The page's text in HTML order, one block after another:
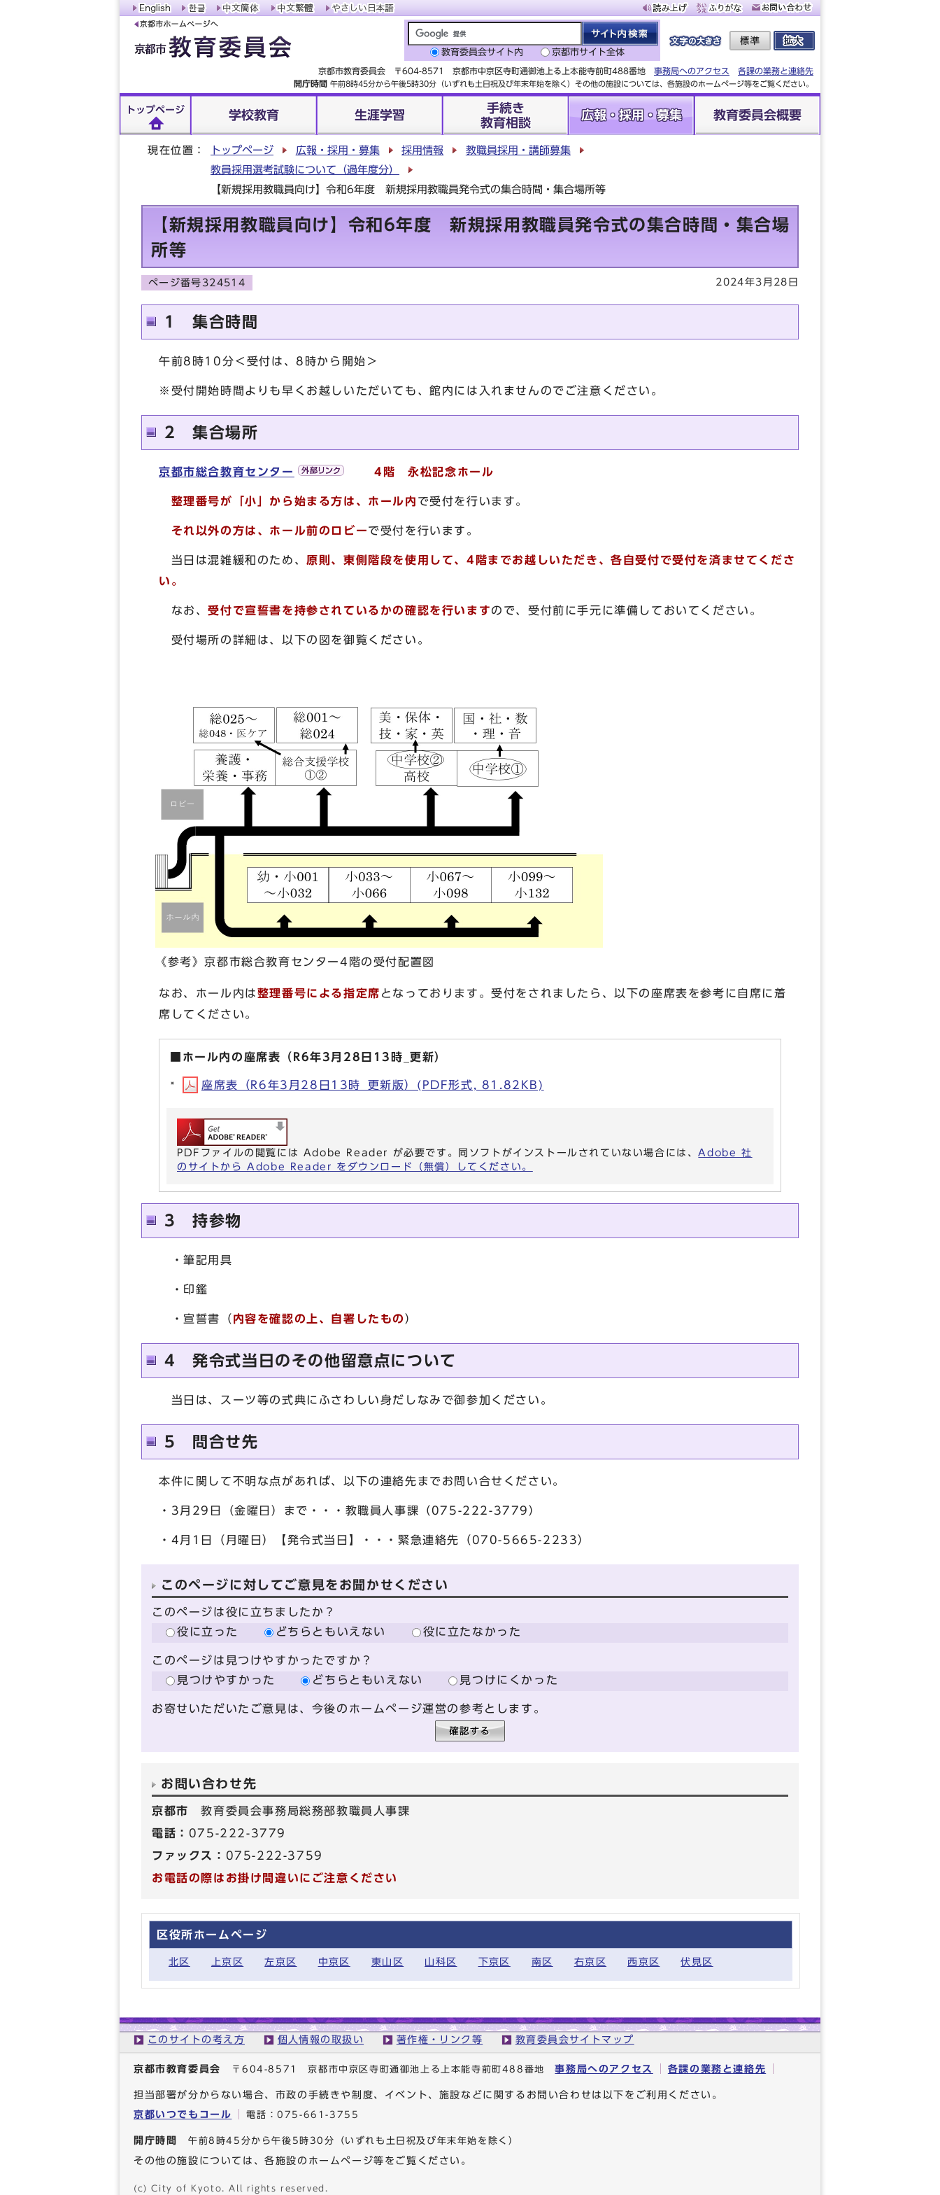
教育委員会サイト内 京都市サイト全体
京都市教育委員会 〒604-8571 京都市中京区寺町通御池上る上本能寺前町488番地 事務局へのアクセス
各課の業務と連絡先
開庁時間 午前8時45分から午後5時30分（いずれも土日祝及び年末年始を除く）その他の施設については、各施設のホームページ等をご覧ください。
トップページ 学校教育 生涯学習
手続き
教育相談
広報・採用・募集 教育委員会概要
現在位置： トップページ 広報・採用・募集 採用情報
教職員採用・講師募集
教員採用選考試験について（過年度分）
【新規採用教職員向け】令和6年度 新規採用教職員発令式の集合時間・集合場所等
【新規採用教職員向け】令和6年度 新規採用教職員発令式の集合時間・集合場
所等
ページ番号324514 2024年3月28日
1 集合時間
午前8時10分＜受付は、8時から開始＞
※受付開始時間よりも早くお越しいただいても、館内には入れませんのでご注意ください。
2 集合場所
京都市総合教育センター 4 階 永松記念ホール
整理番号が「小」から始まる方は、ホール内 で受付を行います。
それ以外の方は、ホール前のロビーで受付を行います。
当日は混雑緩和のため、 原則、東側階段を使用して、4階までお越しいただき、各自受付で受付を済ませてくださ
い。
なお、受付で宣誓書を持参されているかの確認を行いますので、受付前に手元に準備しておいてください。
受付場所の詳細は、以下の図を御覧ください。
《参考》京都市総合教育センター4階の受付配置図
なお、ホール内は整理番号による指定席 となっております。受付をされましたら、以下の座席表を参考に自席に着
席してください。
■ホール内の座席表（R6年3月28日13時_更新）
座席表（R6年3月28日13時_更新版）(PDF形式, 81.82KB)
PDFファイルの閲覧には Adobe Reader が必要です。同ソフトがインストールされていない場合には、Adobe 社
のサイトから Adobe Reader をダウンロード（無償）してください。
3 持参物
・筆記用具
・印鑑
・宣誓書（ 内容を確認の上、自署したもの ）
4 発令式当日のその他留意点について
当日は、スーツ等の式典にふさわしい身だしなみで御参加ください。
5 問合せ先
本件に関して不明な点があれば、以下の連絡先までお問い合せください。
・3月29日（金曜日）まで・・・教職員人事課（075-222-3779）
・4月1日（月曜日）【発令式当日】・・・緊急連絡先（070-5665-2233）
このページに対してご意見をお聞かせください
このページは役に立ちましたか？
役に立った
どちらともいえない 役に立たなかった
このページは見つけやすかったですか？
見つけやすかった
どちらともいえない 見つけにくかった
お寄せいただいたご意見は、今後のホームページ運営の参考とします。
お問い合わせ先
京都市教育委員会事務局総務部教職員人事課
電話： 075-222-3779
ファックス： 075-222-3759
お電話の際はお掛け間違いにご注意ください
区役所ホームページ
北区 上京区 左京区 中京区 東山区 山科区 下京区 南区 右京区 西京区 伏見区
このサイトの考え方 個人情報の取扱い 著作権・リンク等 教育委員会サイトマップ
京都市教育委員会 〒604-8571 京都市中京区寺町通御池上る上本能寺前町488番地事務局へのアクセス 各課の業務と連絡先
担当部署が分からない場合、市政の手続きや制度、イベント、施設などに関するお問い合わせは以下をご利用ください。
京都いつでもコール
電話：075-661-3755
開庁時間 午前8時45分から午後5時30分 （いずれも土日祝及び年末年始を除く）
その他の施設については、各施設のホームページ等をご覧ください。
(c) City of Kyoto. All rights reserved.